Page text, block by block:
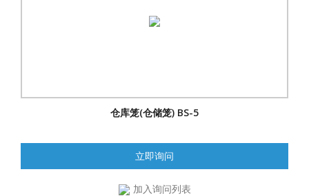
仓库笼(仓储笼) BS-5
立即询问
加入询问列表